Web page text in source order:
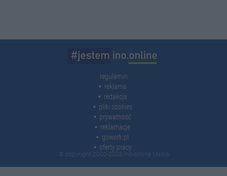
regulamin
reklama
redakcja
pliki cookies
prywatność
reklamacje
gowork.pl
oferty pracy
© copyright 2000-2026 Ino-online Media